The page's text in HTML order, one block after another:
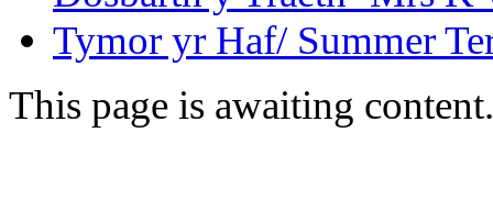
Tymor yr Haf/ Summer
This page is awaiting content.